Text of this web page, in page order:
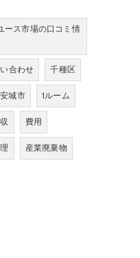
ース市場の口コミ情
合わせ
千種区
安城市
1ルーム
費用
産業廃棄物